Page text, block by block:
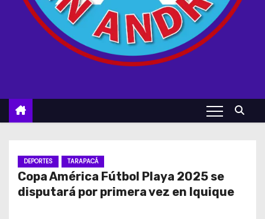
DEPORTES TARAPACÁ
Copa América Fútbol Playa 2025 se
disputará por primera vez en Iquique